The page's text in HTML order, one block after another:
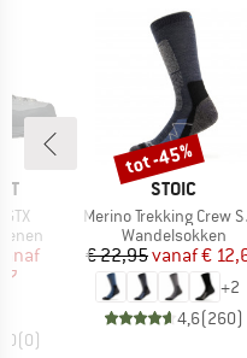
prijs
(0)
MERK
STOIC
Artikel
Merino Trekking Crew Socks
Productgroep
Wandelsokken
Prijs
€ 22,95vanaf€
+2
4,6(260)
Korting
tot -45%